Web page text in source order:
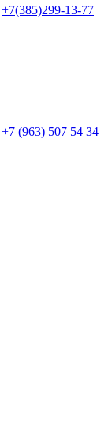
+7(385)299-13-77
+7 (963) 507 54 34